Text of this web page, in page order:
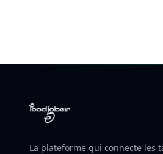
La plateforme qui connecte les